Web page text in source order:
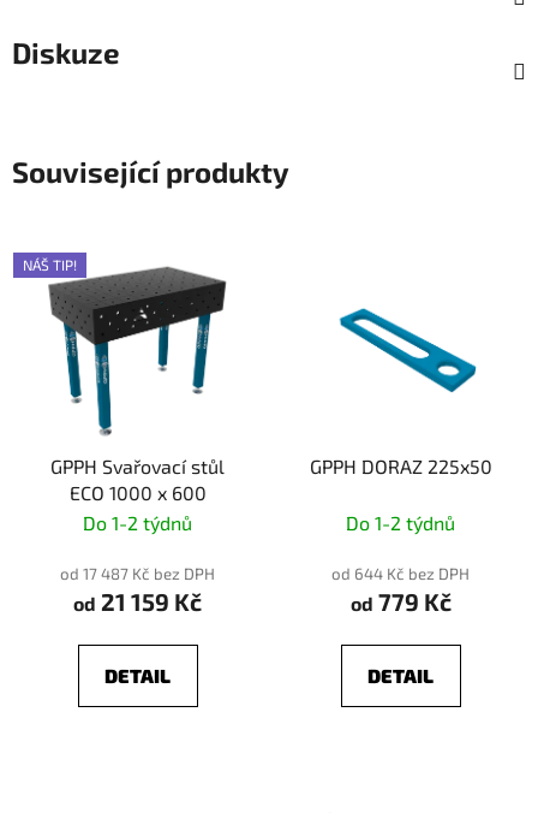
Diskuze
Související produkty
NÁŠ TIP!
GPPH Svařovací stůl
ECO 1000 x 600
Do 1-2 týdnů
od 17 487 Kč bez DPH
od 21 159 Kč
DETAIL
GPPH DORAZ 225x50
Do 1-2 týdnů
od 644 Kč bez DPH
od 779 Kč
DETAIL